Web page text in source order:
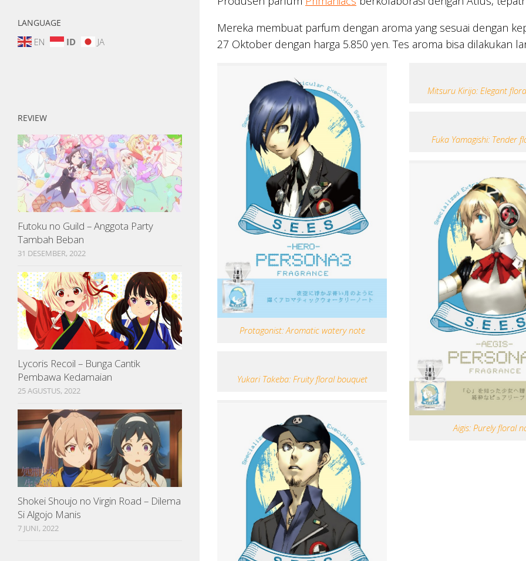
Mereka membuat parfum dengan aroma yang sesuai dengan
27 Oktober dengan harga 5.850 yen. Tes aroma bisa dilakukan
Protagonist: Aromatic watery note
Yukari Takeba: Fruity floral bouquet
Mitsuru Kirijo: Elegant
Fuka Yamagishi: Tender
Aigis: Purely floral
LANGUAGE
EN ID JA
REVIEW
Futoku no Guild – Anggota Party
Tambah Beban
31 DESEMBER, 2022
Lycoris Recoil – Bunga Cantik
Pembawa Kedamaian
25 AGUSTUS, 2022
Shokei Shoujo no Virgin Road – Dilema
Si Algojo Manis
7 JUNI, 2022